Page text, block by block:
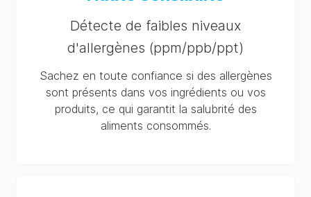
Egg) Extraction Buffer
SDS (MX-es)
Milk, BLG, Casein and
Egg) Extraction Buffer
SDS (CN-zh)
Détecte de faibles niveaux
d'allergènes (ppm/ppb/ppt)
Sachez en toute confiance si des allergènes
sont présents dans vos ingrédients ou vos
produits, ce qui garantit la salubrité des
aliments consommés.